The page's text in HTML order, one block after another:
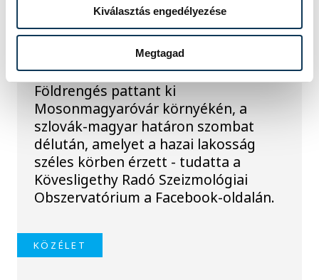
Kiválasztás engedélyezése
Megtagad
Földrengés volt
Mosonmagyaróvár
közelében
Földrengés pattant ki
Mosonmagyaróvár környékén, a
szlovák-magyar határon szombat
délután, amelyet a hazai lakosság
széles körben érzett - tudatta a
Kövesligethy Radó Szeizmológiai
Obszervatórium a Facebook-oldalán.
KÖZÉLET